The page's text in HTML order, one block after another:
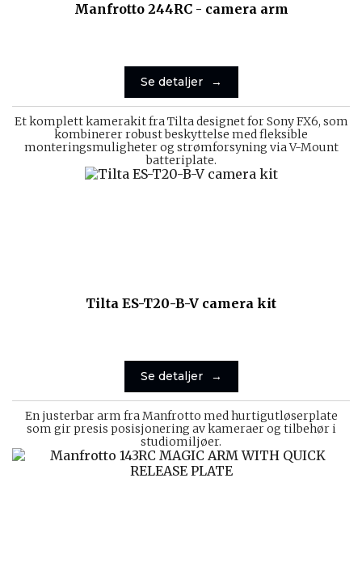
Manfrotto 244RC - camera arm
Se detaljer
Tilta ES-T20-B-V camera kit
Et komplett kamerakit fra Tilta designet for Sony FX6, som
kombinerer robust beskyttelse med fleksible
monteringsmuligheter og strømforsyning via V-Mount
batteriplate.
Se detaljer
En justerbar arm fra Manfrotto med hurtigutløserplate
som gir presis posisjonering av kameraer og tilbehør i
studiomiljøer.